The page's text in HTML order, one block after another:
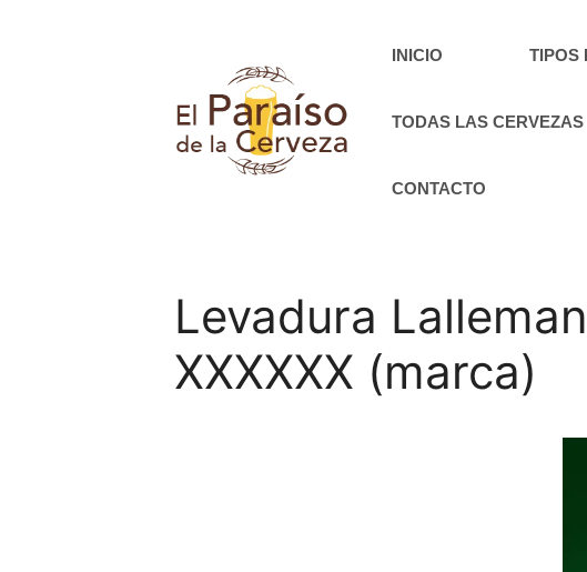
INICIO TIPOS
TODAS LAS CERVEZAS
CONTACTO
Levadura
XXXXXX (marca)